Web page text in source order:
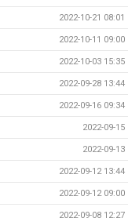
2022-10-21 08:01
2022-10-11 09:00
2022-10-03 15:35
2022-09-28 13:44
2022-09-16 09:34
2022-09-15
2022-09-13
2022-09-12 13:44
2022-09-12 09:00
2022-09-08 12:27